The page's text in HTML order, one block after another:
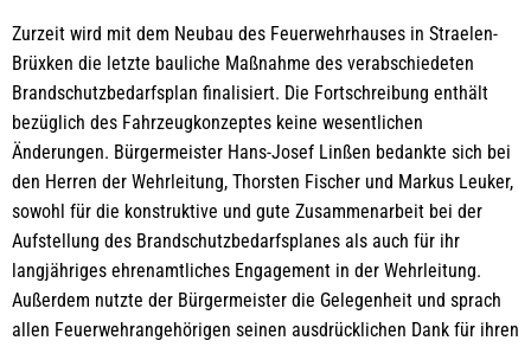
Zurzeit wird mit dem Neubau des Feuerwehrhauses in Straelen-
Brüxken die letzte bauliche Maßnahme des verabschiedeten
Brandschutzbedarfsplan finalisiert. Die Fortschreibung enthält
bezüglich des Fahrzeugkonzeptes keine wesentlichen
Änderungen. Bürgermeister Hans-Josef Linßen bedankte sich bei
den Herren der Wehrleitung, Thorsten Fischer und Markus Leuker,
sowohl für die konstruktive und gute Zusammenarbeit bei der
Aufstellung des Brandschutzbedarfsplanes als auch für ihr
langjähriges ehrenamtliches Engagement in der Wehrleitung.
Außerdem nutzte der Bürgermeister die Gelegenheit und sprach
allen Feuerwehrangehörigen seinen ausdrücklichen Dank für ihren